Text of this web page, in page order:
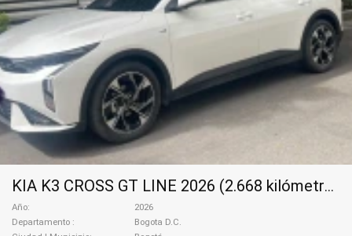
KIA K3 CROSS GT LINE 2026 (2.668 kilómetros), 2026
Año
2026
Departamento
Bogota D.C.